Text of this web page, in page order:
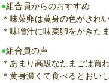
●組合員からのおすすめ
＊味菜卵は黄身の色がき
＊味噌汁に味菜卵をかきた
●組合員の声
＊あまり高級なたまごは買
＊黄身濃くて食べるとおい